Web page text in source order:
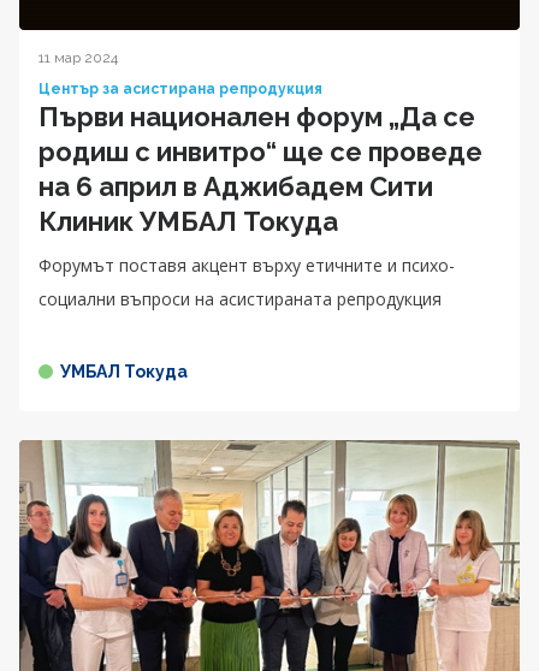
11 мар 2024
Център за асистирана репродукция
Първи национален форум „Да се
родиш с инвитро“ ще се проведе
на 6 април в Аджибадем Сити
Клиник УМБАЛ Токуда
Форумът поставя акцент върху етичните и психо-
социални въпроси на асистираната репродукция
УМБАЛ Токуда